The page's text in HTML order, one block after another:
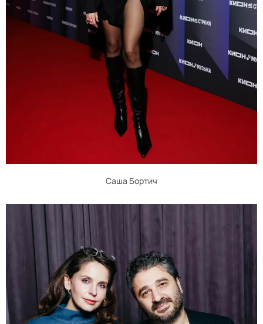
Саша Бортич